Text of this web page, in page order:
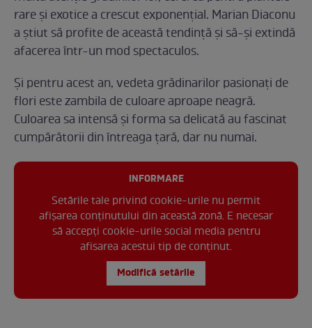
rare și exotice a crescut exponențial. Marian Diaconu
a știut să profite de această tendință și să-și extindă
afacerea într-un mod spectaculos.
Și pentru acest an, vedeta grădinarilor pasionați de
flori este zambila de culoare aproape neagră.
Culoarea sa intensă și forma sa delicată au fascinat
cumpărătorii din întreaga țară, dar nu numai.
INFORMARE
Setările tale privind cookie-urile nu permit
afișarea conținutului din această zonă. E necesar
să accepți cookie-urile social media pentru
afisarea acestui tip de conținut.
Modifică setările